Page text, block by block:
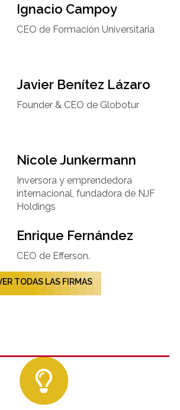
Ignacio Campoy​
CEO de Formación Universitaria​
Javier Benítez Lázaro
Founder & CEO de Globotur​
Nicole Junkermann​
Inversora y emprendedora
internacional, fundadora de NJF
Holdings
Enrique Fernández
CEO de Efferson.
TODAS LAS FIRMAS